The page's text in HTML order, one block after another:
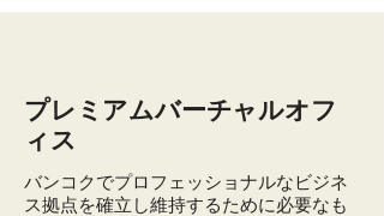
プレミアムバーチャルオフ
ィス
バンコクでプロフェッショナルなビジネ
ス拠点を確立し維持するために必要なも